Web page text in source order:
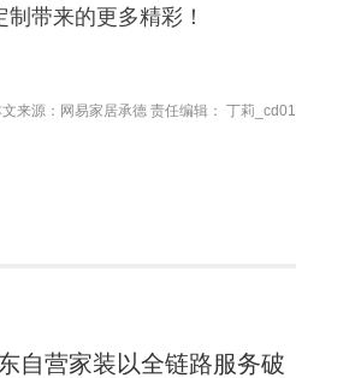
带来的更多精彩！
来源：网易家居承德 责任编辑： 丁莉_cd01
自营家装以全链路服务破